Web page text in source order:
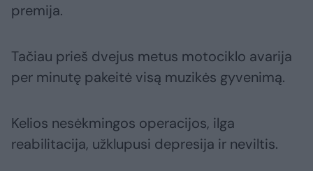
premija.
Tačiau prieš dvejus metus motociklo avarija
per minutę pakeitė visą muzikės gyvenimą.
Kelios nesėkmingos operacijos, ilga
reabilitacija, užklupusi depresija ir neviltis.